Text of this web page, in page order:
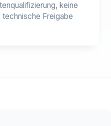
keine
technische Freigabe